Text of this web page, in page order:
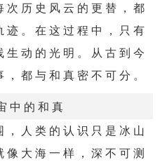
次 历 史 风 云 的 更 替 ， 都
迹 。 在 这 过 程 中 ， 只 有
生 动 的 光 明 。 从 古 到 今
都 与 和 真 密 不 可 分 。
中 的 和 真
， 人 类 的 认 识 只 是 冰 山
像 大 海 一 样 ， 深 不 可 测